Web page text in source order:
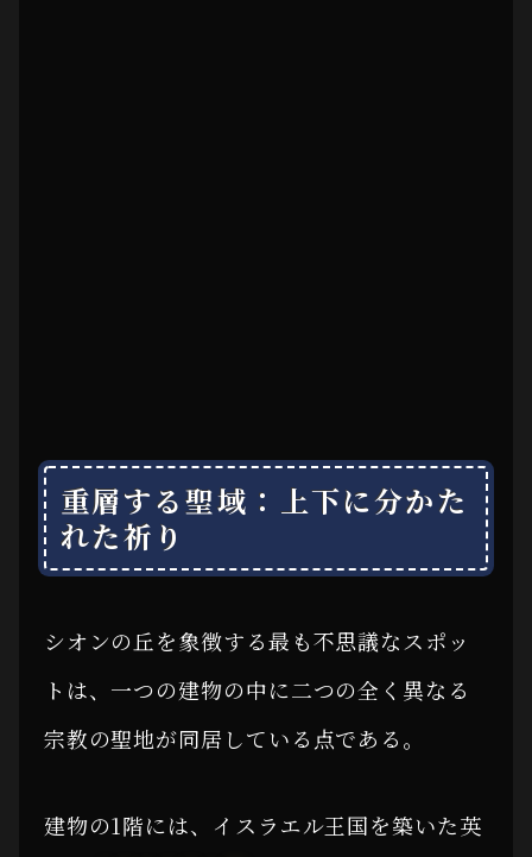
重層する聖域：上下に分かた
れた祈り
シオンの丘を象徴する最も不思議なスポッ
トは、一つの建物の中に二つの全く異なる
宗教の聖地が同居している点である。
建物の1階には、イスラエル王国を築いた英